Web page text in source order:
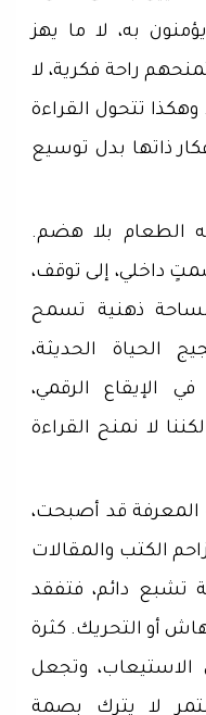
به، لا ما يهز
راحة فكرية، لا
وهكذا تتحول القراءة
ذاتها بدل توسيع
الطعام بلا هضم.
داخلي، إلى توقف،
مساحة ذهنية تسمح
الحياة الحديثة،
الإيقاع الرقمي،
لا نمنح القراءة
المعرفة قد أصبحت،
الكتب والمقالات
تشبع دائم، فتفقد
أو التحريك. كثرة
وتجعل
لا يترك بصمة